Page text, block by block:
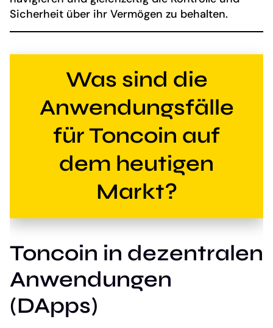
Sicherheit über ihr Vermögen zu behalten.
Was sind die
Anwendungsfälle
für Toncoin auf
dem heutigen
Markt?
Toncoin in dezentralen
Anwendungen
(DApps)